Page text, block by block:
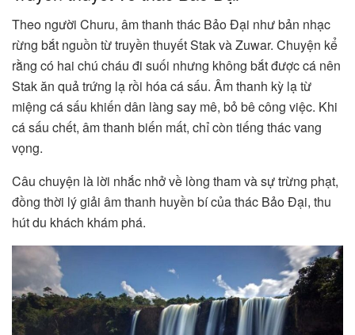
Theo người Churu, âm thanh thác Bảo Đại như bản nhạc
rừng bắt nguồn từ truyền thuyết Stak và Zuwar. Chuyện kể
rằng có hai chú cháu đi suối nhưng không bắt được cá nên
Stak ăn quả trứng lạ rồi hóa cá sấu. Âm thanh kỳ lạ từ
miệng cá sấu khiến dân làng say mê, bỏ bê công việc. Khi
cá sấu chết, âm thanh biến mất, chỉ còn tiếng thác vang
vọng.
Câu chuyện là lời nhắc nhở về lòng tham và sự trừng phạt,
đồng thời lý giải âm thanh huyền bí của thác Bảo Đại, thu
hút du khách khám phá.